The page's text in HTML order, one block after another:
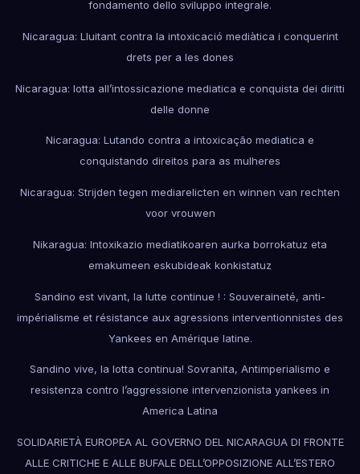
fondamento dello sviluppo integrale.
Nicaragua: Lluitant contra la intoxicació mediàtica i conquerint
drets per a les dones
Nicaragua: lotta all’intossicazione mediatica e conquista dei diritti
delle donne
Nicaragua: Lutando contra a intoxicação mediatica e
conquistando direitos para as mulheres
Nicaragua: Strijden tegen mediarelicten en winnen van rechten
voor vrouwen
Nikaragua: Intoxikazio mediatikoaren aurka borrokatuz eta
emakumeen eskubideak konkistatuz
Sandino est vivant, la lutte continue ! : Souveraineté, anti-
impérialisme et résistance aux agressions interventionnistes des
Yankees en Amérique latine.
Sandino vive, la lotta continua! Sovranita, Antimperialismo e
resistenza contro l’aggressione intervenzionista yankees in
America Latina
SOLIDARIETÀ EUROPEA AL GOVERNO DEL NICARAGUA DI FRONTE
ALLE CRITICHE E ALLE BUFALE DELL’OPPOSIZIONE ALL’ESTERO